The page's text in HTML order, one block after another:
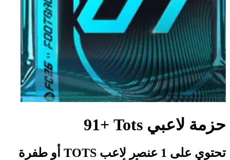
حزمة لاعبي Tots‏ +91
تحتوي على 1 عنصر لاعب TOTS أو طفرة